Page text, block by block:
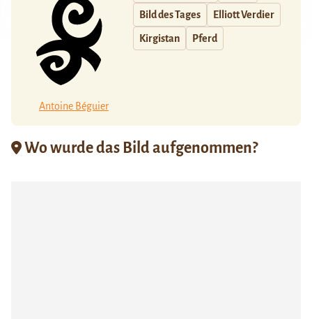
Antoine Béguier
Bild des Tages Elliott Verdier
Kirgistan Pferd
Wo wurde das Bild aufgenommen?